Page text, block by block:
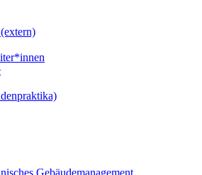
Gebäudemanagement